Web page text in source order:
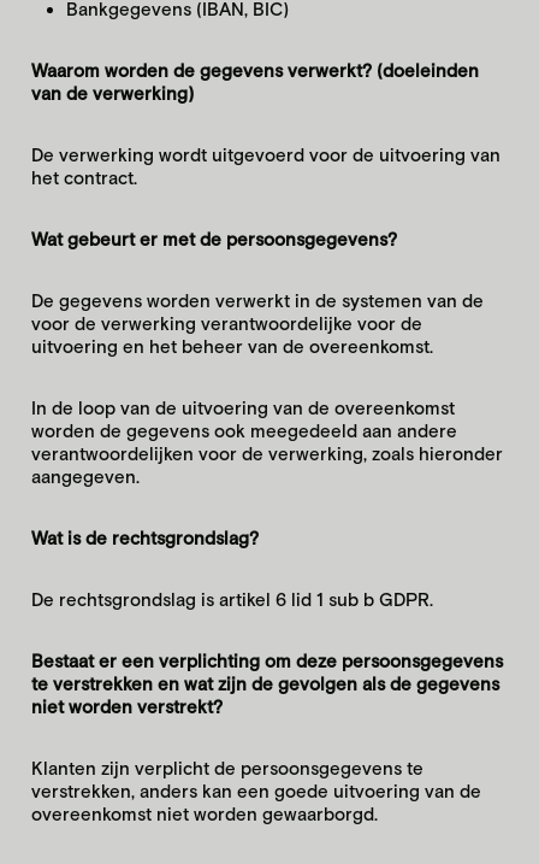
Bankgegevens (IBAN, BIC)
Waarom worden de gegevens verwerkt? (doeleinden
van de verwerking)
De verwerking wordt uitgevoerd voor de uitvoering van
het contract.
Wat gebeurt er met de persoonsgegevens?
De gegevens worden verwerkt in de systemen van de
voor de verwerking verantwoordelijke voor de
uitvoering en het beheer van de overeenkomst.
In de loop van de uitvoering van de overeenkomst
worden de gegevens ook meegedeeld aan andere
verantwoordelijken voor de verwerking, zoals hieronder
aangegeven.
Wat is de rechtsgrondslag?
De rechtsgrondslag is artikel 6 lid 1 sub b GDPR.
Bestaat er een verplichting om deze persoonsgegevens
te verstrekken en wat zijn de gevolgen als de gegevens
niet worden verstrekt?
Klanten zijn verplicht de persoonsgegevens te
verstrekken, anders kan een goede uitvoering van de
overeenkomst niet worden gewaarborgd.